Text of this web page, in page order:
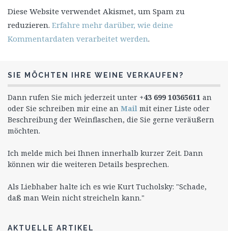
Diese Website verwendet Akismet, um Spam zu
reduzieren. Erfahre mehr darüber, wie deine
Kommentardaten verarbeitet werden.
SIE MÖCHTEN IHRE WEINE VERKAUFEN?
Dann rufen Sie mich jederzeit unter +43 699 10365611 an
oder Sie schreiben mir eine an Mail mit einer Liste oder
Beschreibung der Weinflaschen, die Sie gerne veräußern
möchten.
Ich melde mich bei Ihnen innerhalb kurzer Zeit. Dann
können wir die weiteren Details besprechen.
Als Liebhaber halte ich es wie Kurt Tucholsky: "Schade,
daß man Wein nicht streicheln kann."
AKTUELLE ARTIKEL